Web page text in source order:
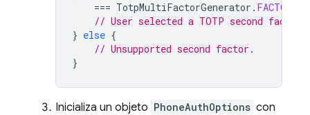
=== TotpMultiFactorGenerator . FACTOR_ID
// User selected a TOTP second factor.
} else {
// Unsupported second factor.
}
Inicializa un objeto PhoneAuthOptions con